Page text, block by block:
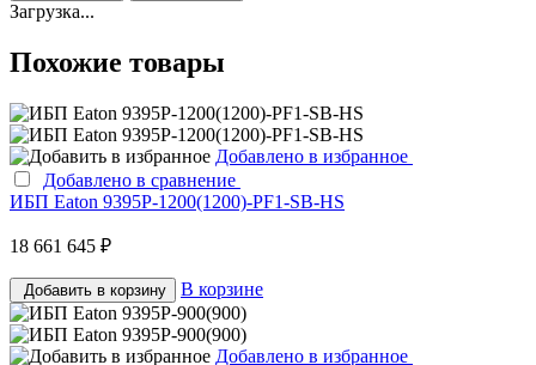
Загрузка...
Похожие товары
Добавлено в избранное
Добавлено в сравнение
ИБП Eaton 9395P-1200(1200)-PF1-SB-HS
18 661 645 ₽
Добавить в корзину В корзине
Добавлено в избранное